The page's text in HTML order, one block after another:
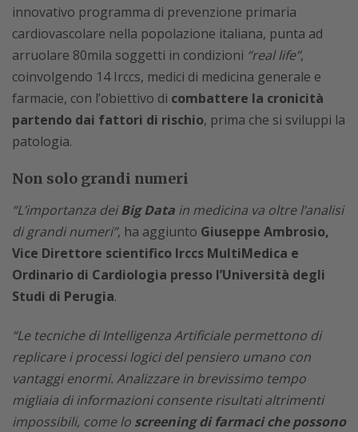
innovativo programma di prevenzione primaria
cardiovascolare nella popolazione italiana, punta ad
arruolare 80mila soggetti in condizioni “real life”,
coinvolgendo 14 Irccs, medici di medicina generale e
farmacie, con l’obiettivo di combattere la cronicità
partendo dai fattori di rischio, prima che si sviluppi la
patologia.
Non solo grandi numeri
“L’importanza deiBig Data in medicina va oltre l’analisi
di grandi numeri”, ha aggiunto Giuseppe Ambrosio,
Vice Direttore scientifico Irccs MultiMedica e
Ordinario di Cardiologia presso l’Università degli
Studi di Perugia.
“Le tecniche di Intelligenza Artificiale permettono di
replicare i processi logici del pensiero umano con
vantaggi enormi. Analizzare in brevissimo tempo
migliaia di informazioni consente risultati altrimenti
impossibili, come lo screening di farmaci che possono